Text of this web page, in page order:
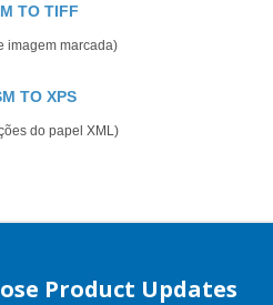
TO TIFF
imagem marcada)
TO XPS
do papel XML)
Product Updates